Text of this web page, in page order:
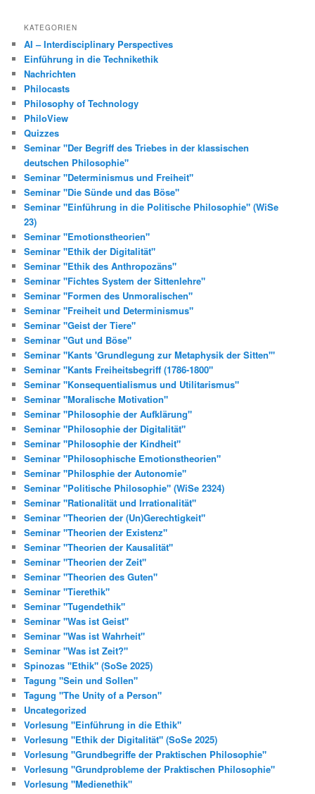
KATEGORIEN
AI – Interdisciplinary Perspectives
Einführung in die Technikethik
Nachrichten
Philocasts
Philosophy of Technology
PhiloView
Quizzes
Seminar "Der Begriff des Triebes in der klassischen
deutschen Philosophie"
Seminar "Determinismus und Freiheit"
Seminar "Die Sünde und das Böse"
Seminar "Einführung in die Politische Philosophie" (WiSe
23)
Seminar "Emotionstheorien"
Seminar "Ethik der Digitalität"
Seminar "Ethik des Anthropozäns"
Seminar "Fichtes System der Sittenlehre"
Seminar "Formen des Unmoralischen"
Seminar "Freiheit und Determinismus"
Seminar "Geist der Tiere"
Seminar "Gut und Böse"
Seminar "Kants 'Grundlegung zur Metaphysik der Sitten'"
Seminar "Kants Freiheitsbegriff (1786-1800"
Seminar "Konsequentialismus und Utilitarismus"
Seminar "Moralische Motivation"
Seminar "Philosophie der Aufklärung"
Seminar "Philosophie der Digitalität"
Seminar "Philosophie der Kindheit"
Seminar "Philosophische Emotionstheorien"
Seminar "Philosphie der Autonomie"
Seminar "Politische Philosophie" (WiSe 2324)
Seminar "Rationalität und Irrationalität"
Seminar "Theorien der (Un)Gerechtigkeit"
Seminar "Theorien der Existenz"
Seminar "Theorien der Kausalität"
Seminar "Theorien der Zeit"
Seminar "Theorien des Guten"
Seminar "Tierethik"
Seminar "Tugendethik"
Seminar "Was ist Geist"
Seminar "Was ist Wahrheit"
Seminar "Was ist Zeit?"
Spinozas "Ethik" (SoSe 2025)
Tagung "Sein und Sollen"
Tagung "The Unity of a Person"
Uncategorized
Vorlesung "Einführung in die Ethik"
Vorlesung "Ethik der Digitalität" (SoSe 2025)
Vorlesung "Grundbegriffe der Praktischen Philosophie"
Vorlesung "Grundprobleme der Praktischen Philosophie"
Vorlesung "Medienethik"